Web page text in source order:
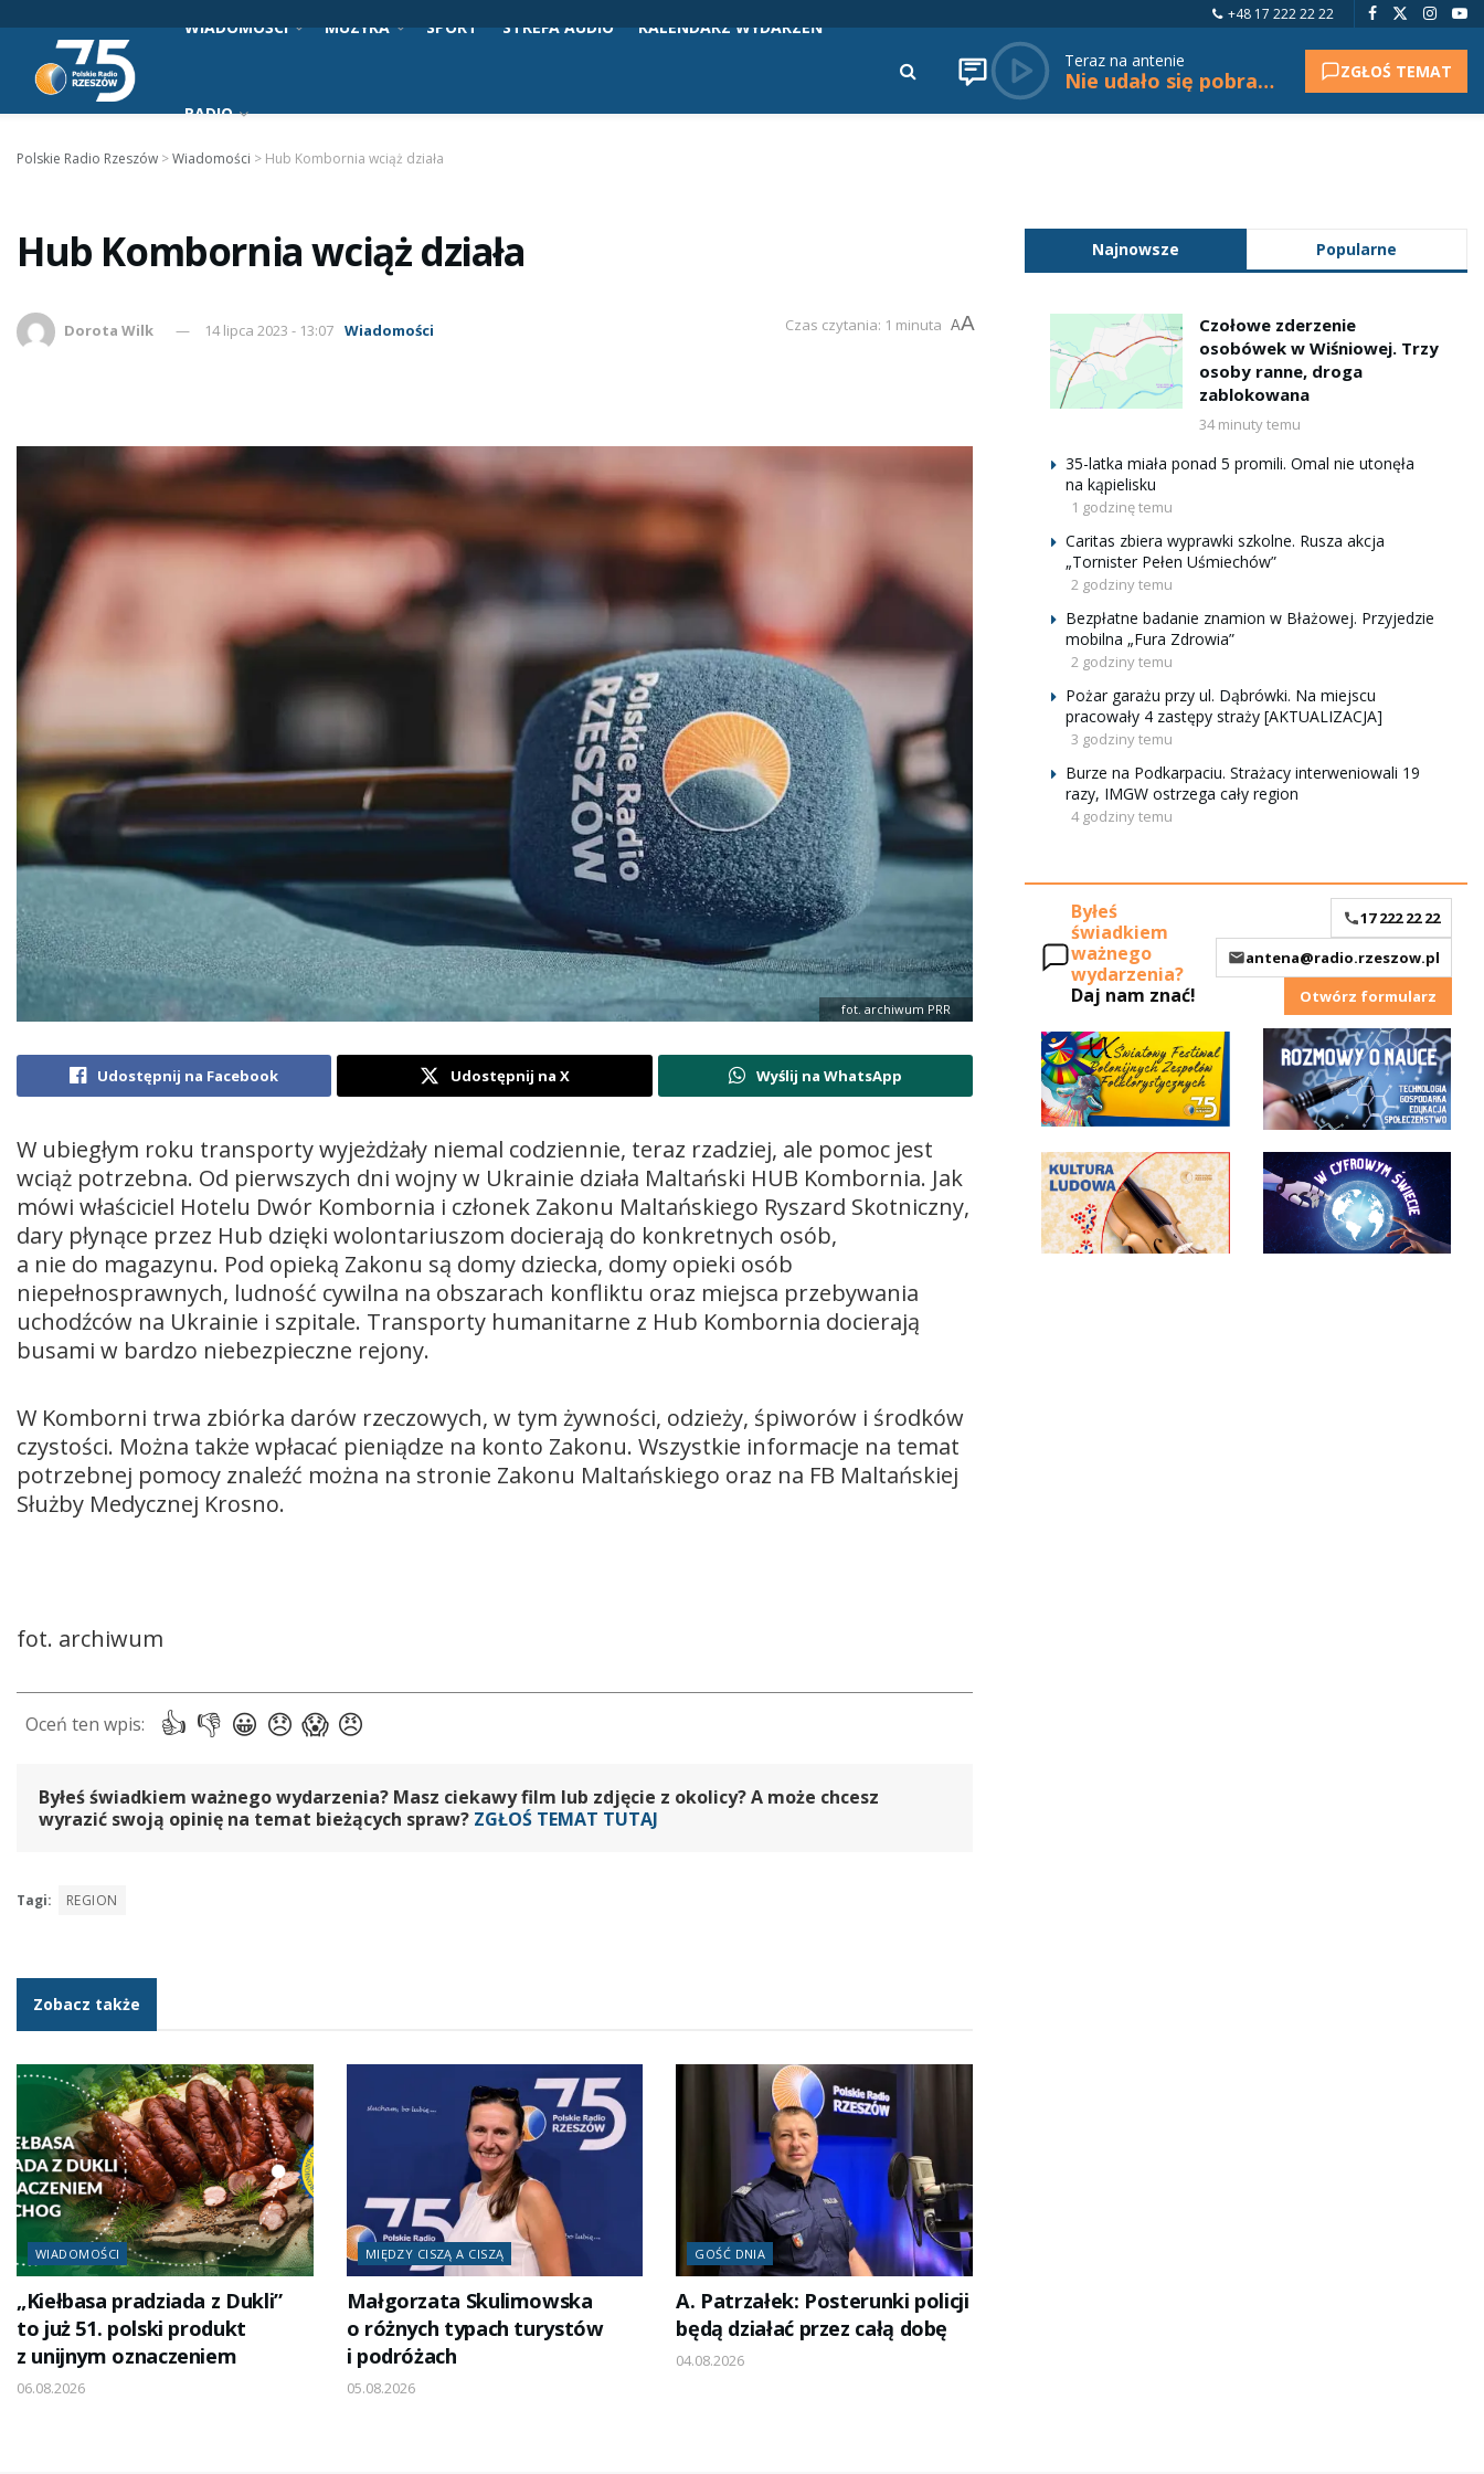
+48 17 222 22 22
WIADOMOŚCI MUZYKA SPORT STREFA AUDIO KALENDARZ WYDARZEŃ
RADIO
Teraz na antenie
Nie udało się pobrać tytułu. ZGŁOŚ TEMAT
Polskie Radio Rzeszów >Wiadomości > Hub Kombornia wciąż działa
Hub Kombornia wciąż działa
Dorota Wilk 14 lipca 2023 - 13:07 Wiadomości Czas czytania: 1 minuta AA
fot. archiwum PRR
Udostępnij na Facebook Udostępnij na X Wyślij na WhatsApp
W ubiegłym roku transporty wyjeżdżały niemal codziennie, teraz rzadziej, ale pomoc jest
wciąż potrzebna. Od pierwszych dni wojny w Ukrainie działa Maltański HUB Kombornia. Jak
mówi właściciel Hotelu Dwór Kombornia i członek Zakonu Maltańskiego Ryszard Skotniczny,
dary płynące przez Hub dzięki wolontariuszom docierają do konkretnych osób,
a nie do magazynu. Pod opieką Zakonu są domy dziecka, domy opieki osób
niepełnosprawnych, ludność cywilna na obszarach konfliktu oraz miejsca przebywania
uchodźców na Ukrainie i szpitale. Transporty humanitarne z Hub Kombornia docierają
busami w bardzo niebezpieczne rejony.
W Komborni trwa zbiórka darów rzeczowych, w tym żywności, odzieży, śpiworów i środków
czystości. Można także wpłacać pieniądze na konto Zakonu. Wszystkie informacje na temat
potrzebnej pomocy znaleźć można na stronie Zakonu Maltańskiego oraz na FB Maltańskiej
Służby Medycznej Krosno.
fot. archiwum
Byłeś świadkiem ważnego wydarzenia? Masz ciekawy film lub zdjęcie z okolicy? A może chcesz
wyrazić swoją opinię na temat bieżących spraw? ZGŁOŚ TEMAT TUTAJ
Tagi: REGION
Zobacz także
WIADOMOŚCI
„Kiełbasa pradziada z Dukli”
to już 51. polski produkt
z unijnym oznaczeniem
06.08.2026
MIĘDZY CISZĄ A CISZĄ
Małgorzata Skulimowska
o różnych typach turystów
i podróżach
05.08.2026
GOŚĆ DNIA
A. Patrzałek: Posterunki policji
będą działać przez całą dobę
04.08.2026
Najnowsze Popularne
Czołowe zderzenie
osobówek w Wiśniowej. Trzy
osoby ranne, droga
zablokowana
34 minuty temu
35-latka miała ponad 5 promili. Omal nie utonęła
na kąpielisku
1 godzinę temu
Caritas zbiera wyprawki szkolne. Rusza akcja
„Tornister Pełen Uśmiechów”
2 godziny temu
Bezpłatne badanie znamion w Błażowej. Przyjedzie
mobilna „Fura Zdrowia”
2 godziny temu
Pożar garażu przy ul. Dąbrówki. Na miejscu
pracowały 4 zastępy straży [AKTUALIZACJA]
3 godziny temu
Burze na Podkarpaciu. Strażacy interweniowali 19
razy, IMGW ostrzega cały region
4 godziny temu
Byłeś
świadkiem
ważnego
wydarzenia?
Daj nam znać!
17 222 22 22
antena@radio.rzeszow.pl
Otwórz formularz